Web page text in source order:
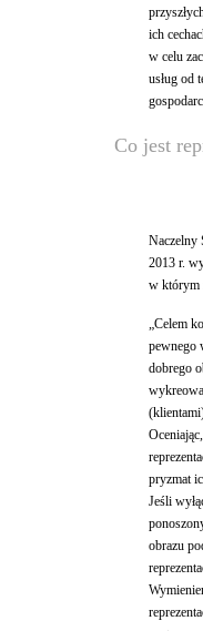
ich
w celu
usług od
Co jest
Naczelny
2013 r.
w którym
„Celem
pewnego
dobrego
pryzmat
Jeśli
obrazu